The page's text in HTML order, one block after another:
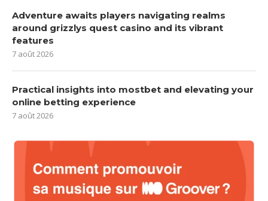
Adventure awaits players navigating realms
around grizzlys quest casino and its vibrant
features
7 août 2026
Practical insights into mostbet and elevating your
online betting experience
7 août 2026